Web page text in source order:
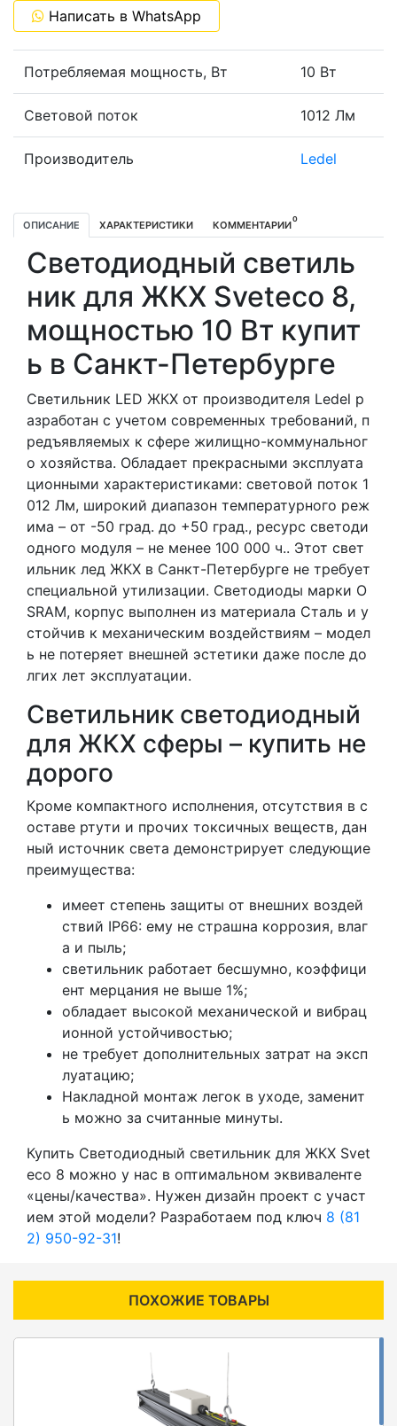
-1
Написать в WhatsApp
Потребляемая мощность, Вт 10 Вт
Световой поток 1012 Лм
Производитель Ledel
ОПИСАНИЕ ХАРАКТЕРИСТИКИ КОММЕНТАРИИ0
Светодиодный светиль
ник для ЖКХ Sveteco 8,
мощностью 10 Вт купит
ь в Санкт-Петербурге
Светильник LED ЖКХ от производителя Ledel р
азработан с учетом современных требований, п
редъявляемых к сфере жилищно-коммунальног
о хозяйства. Обладает прекрасными эксплуата
ционными характеристиками: световой поток 1
012 Лм, широкий диапазон температурного реж
има – от -50 град. до +50 град., ресурс светоди
одного модуля – не менее 100 000 ч.. Этот свет
ильник лед ЖКХ в Санкт-Петербурге не требует
специальной утилизации. Светодиоды марки O
SRAM, корпус выполнен из материала Сталь и у
стойчив к механическим воздействиям – модел
ь не потеряет внешней эстетики даже после до
лгих лет эксплуатации.
Светильник светодиодный
для ЖКХ сферы – купить не
дорого
Кроме компактного исполнения, отсутствия в с
оставе ртути и прочих токсичных веществ, дан
ный источник света демонстрирует следующие
преимущества:
имеет степень защиты от внешних воздей
ствий IP66: ему не страшна коррозия, влаг
а и пыль;
светильник работает бесшумно, коэффици
ент мерцания не выше 1%;
обладает высокой механической и вибрац
ионной устойчивостью;
не требует дополнительных затрат на эксп
луатацию;
Накладной монтаж легок в уходе, заменит
ь можно за считанные минуты.
Купить Светодиодный светильник для ЖКХ Svet
eco 8 можно у нас в оптимальном эквиваленте
«цены/качества». Нужен дизайн проект с участ
ием этой модели? Разработаем под ключ 8 (81
2) 950-92-31!
ПОХОЖИЕ ТОВАРЫ